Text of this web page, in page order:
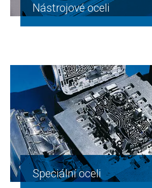
Nástrojové oceli
Speciální oceli